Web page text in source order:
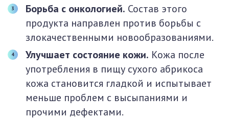
Борьба с онкологией. Состав этого
продукта направлен против борьбы с
злокачественными новообразованиями.
Улучшает состояние кожи. Кожа после
употребления в пищу сухого абрикоса
кожа становится гладкой и испытывает
меньше проблем с высыпаниями и
прочими дефектами.